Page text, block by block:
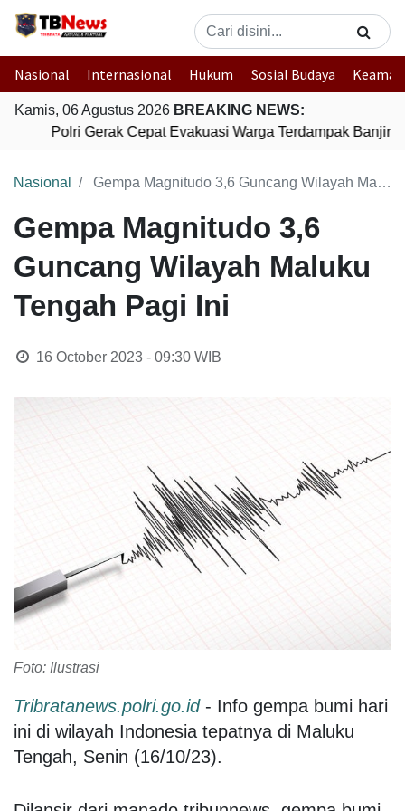
Nasional Internasional Hukum Sosial Budaya
Kamis, 06 Agustus 2026 BREAKING NEWS:
Polri Gerak Cepat Evakuasi Warga Terdampak Banjir di
Nasional Gempa Magnitudo 3,6 Guncang Wilayah Maluku Tengah Pagi Ini
Gempa Magnitudo 3,6
Guncang Wilayah Maluku
Tengah Pagi Ini
16 October 2023 - 09:30WIB
Foto: Ilustrasi
Tribratanews.polri.go.id- Info gempa bumi hari
ini di wilayah Indonesia tepatnya di Maluku
Tengah, Senin (16/10/23).